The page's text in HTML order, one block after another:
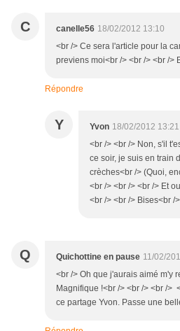
C canelle56 18/02/2012 13:10
<br /> Ce sera l'article pour la
previens moi<br /> <br /> <br />
Répondre
Y Yvon 18/02/2012 13:21
<br /> <br /> Non, s'il
ce soir, je suis en train
crèches<br /> (Quoi,
<br /> <br /> <br /> Et
<br /> <br /> Bises<br /
Q Quichottine en pause 11/02/
<br /> Oh que j'aurais aimé m'y
Magnifique !<br /> <br /> <br />
ce partage Yvon. Passe une